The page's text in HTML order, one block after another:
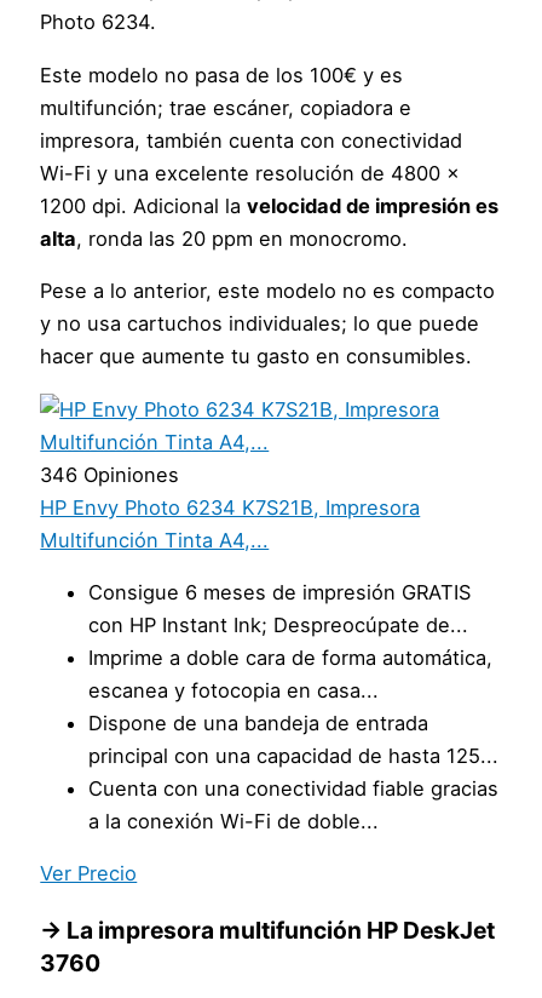
Photo 6234.
Este modelo no pasa de los 100€ y es
multifunción; trae escáner, copiadora e
impresora, también cuenta con conectividad
Wi-Fi y una excelente resolución de 4800 x
1200 dpi. Adicional lavelocidad de impresión es
alta, ronda las 20 ppm en monocromo.
Pese a lo anterior, este modelo no es compacto
y no usa cartuchos individuales; lo que puede
hacer que aumente tu gasto en consumibles.
346 Opiniones
HP Envy Photo 6234 K7S21B, Impresora
Multifunción Tinta A4,...
Consigue 6 meses de impresión GRATIS
con HP Instant Ink; Despreocúpate de...
Imprime a doble cara de forma automática,
escanea y fotocopia en casa...
Dispone de una bandeja de entrada
principal con una capacidad de hasta 125...
Cuenta con una conectividad fiable gracias
a la conexión Wi-Fi de doble...
Ver Precio
→ La impresora multifunción HP DeskJet
3760